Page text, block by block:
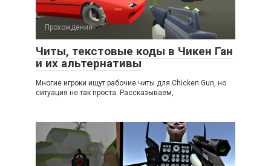
Прохождения
Читы, текстовые коды в Чикен Ган
и их альтернативы
Многие игроки ищут рабочие читы для Chicken Gun, но
ситуация не так проста. Рассказываем,